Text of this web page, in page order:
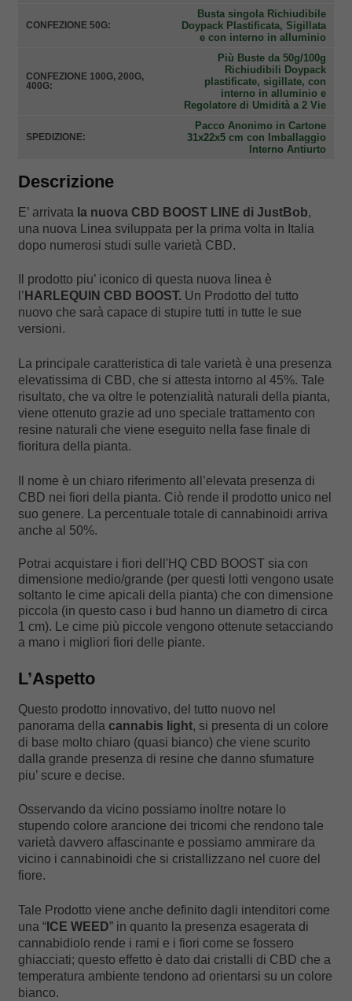
CONFEZIONE 50G:
Busta singola Richiudibile
Doypack Plastificata, Sigillata
e con interno in alluminio
CONFEZIONE 100G, 200G,
400G:
Più Buste da 50g/100g
Richiudibili Doypack
plastificate, sigillate, con
interno in alluminio e
Regolatore di Umidità a 2 Vie
SPEDIZIONE:
Pacco Anonimo in Cartone
31x22x5 cm con Imballaggio
Interno Antiurto
Descrizione
E’ arrivata la nuova CBD BOOST LINE di JustBob,
una nuova Linea sviluppata per la prima volta in Italia
dopo numerosi studi sulle varietà CBD.
Il prodotto piu’ iconico di questa nuova linea è
l’ HARLEQUIN CBD BOOST. Un Prodotto del tutto
nuovo che sarà capace di stupire tutti in tutte le sue
versioni.
La principale caratteristica di tale varietà è una presenza
elevatissima di CBD, che si attesta intorno al 45%. Tale
risultato, che va oltre le potenzialità naturali della pianta,
viene ottenuto grazie ad uno speciale trattamento con
resine naturali che viene eseguito nella fase finale di
fioritura della pianta.
Il nome è un chiaro riferimento all’elevata presenza di
CBD nei fiori della pianta. Ciò rende il prodotto unico nel
suo genere. La percentuale totale di cannabinoidi arriva
anche al 50%.
Potrai acquistare i fiori dell'HQ CBD BOOST sia con
dimensione medio/grande (per questi lotti vengono usate
soltanto le cime apicali della pianta) che con dimensione
piccola (in questo caso i bud hanno un diametro di circa
1 cm). Le cime più piccole vengono ottenute setacciando
a mano i migliori fiori delle piante.
L’Aspetto
Questo prodotto innovativo, del tutto nuovo nel
panorama della cannabis light, si presenta di un colore
di base molto chiaro (quasi bianco) che viene scurito
dalla grande presenza di resine che danno sfumature
piu’ scure e decise.
Osservando da vicino possiamo inoltre notare lo
stupendo colore arancione dei tricomi che rendono tale
varietà davvero affascinante e possiamo ammirare da
vicino i cannabinoidi che si cristallizzano nel cuore del
fiore.
Tale Prodotto viene anche definito dagli intenditori come
una “ICE WEED” in quanto la presenza esagerata di
cannabidiolo rende i rami e i fiori come se fossero
ghiacciati; questo effetto è dato dai cristalli di CBD che a
temperatura ambiente tendono ad orientarsi su un colore
bianco.